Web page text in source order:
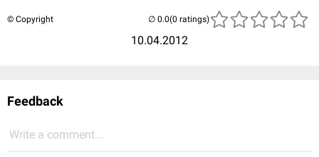
© Copyright
10.04.2012
(0 ratings)
Feedback
Write a comment...